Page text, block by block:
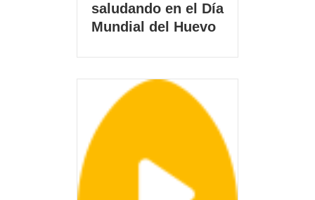
saludando en el Día
Mundial del Huevo